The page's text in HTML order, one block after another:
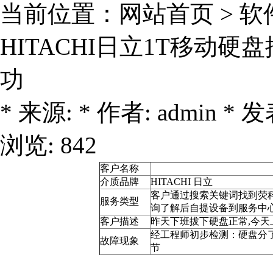
当前位置： 网站首页 > 软
HITACHI日立1T移动硬
功
* 来源: * 作者: admin * 发
浏览: 842
客户名称
介质品牌
HITACHI 日立
服务类型
客户通过搜索关键词找到荧
询了解后自提设备到服务中
客户描述
昨天下班拔下硬盘正常,今
故障现象
经工程师初步检测：硬盘分
节